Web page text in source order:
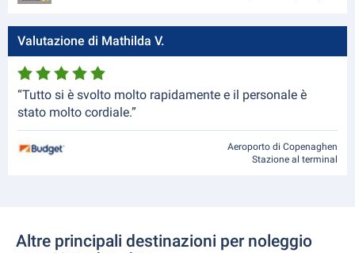
Valutazione di Mathilda V.
“Tutto si è svolto molto rapidamente e il personale è
stato molto cordiale.”
Aeroporto di Copenaghen
Stazione al terminal
Altre principali destinazioni per noleggio